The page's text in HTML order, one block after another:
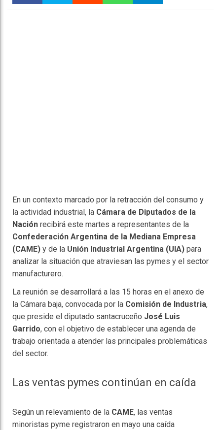
En un contexto marcado por la retracción del consumo y
la actividad industrial, la Cámara de Diputados de la
Nación recibirá este martes a representantes de la
Confederación Argentina de la Mediana Empresa
(CAME) y de la Unión Industrial Argentina (UIA) para
analizar la situación que atraviesan las pymes y el sector
manufacturero.
La reunión se desarrollará a las 15 horas en el anexo de
la Cámara baja, convocada por la Comisión de Industria,
que preside el diputado santacruceño José Luis
Garrido, con el objetivo de establecer una agenda de
trabajo orientada a atender las principales problemáticas
del sector.
Las ventas pymes continúan en caída
Según un relevamiento de la CAME, las ventas
minoristas pyme registraron en mayo una caída